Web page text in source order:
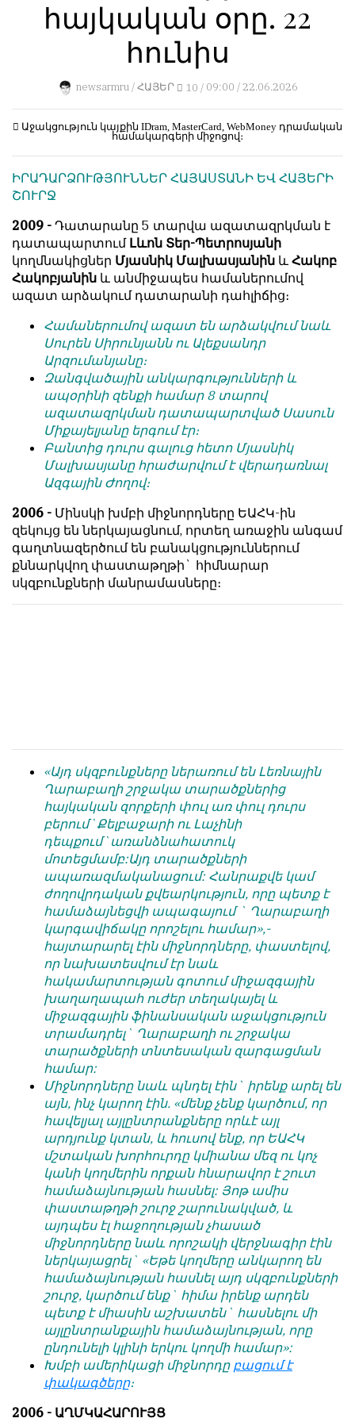
Пользователей:
НАШИ
ПРАВИЛА
материалы
для
независимо
мыслящих.
Сайт
обновляется
с
трудом,
душой.
Редакция
лезет
авторские
тексты,
не
кромсает
их
и
не
искажает
публикации.
Противоположные
мнения
публикуются,
даже
принимаются
восторга.
Главный
редактор
Армен
Геворкян
կերպ։
Խմբագրությունը
խոթում
հեղինակային
նյութերի
չի
կրճատում
և
խմբագրում
չի
կատարում։
Խմբագրության
հեղինակների
կարծիքի
համակարծիք
լինելը
պարտադիր
պայման
նյութերը
թողարկելու
համար։
Հակառակ
կարծիքները
Խմբագրության
կողմից
ընդունվում
են
իրավունքով։
Գովազդային
տեքստերը,
լուսանկարները
բովանդակությունը
Խմբագրության
վերահսկողությունից
դուրս
Խմբագիր-
տնօրեն՝
Արմեն
Գևորգյան
հայկական օրը. 22
հունիս
newsarmru / ՀԱՅԵՐ 10 / 09:00 / 22.06.2026
Աջակցություն կայքին IDram, MasterCard, WebMoney դրամական
համակարգերի միջոցով։
ԻՐԱԴԱՐՁՈՒԹՅՈՒՆՆԵՐ ՀԱՅԱՍՏԱՆԻ ԵՎ ՀԱՅԵՐԻ
ՇՈՒՐՋ
2009 - Դատարանը 5 տարվա ազատազրկման է
դատապարտում Լևոն Տեր-Պետրոսյանի
կողմնակիցներ Մյասնիկ Մալխասյանին և Հակոբ
Հակոբյանին և անմիջապես համաներումով
ազատ արձակում դատարանի դահլիճից։
Համաներումով ազատ են արձակվում նաև
Սուրեն Սիրունյանն ու Ալեքսանդր
Արզումանյանը։
Զանգվածային անկարգությունների և
ապօրինի զենքի համար 8 տարով
ազատազրկման դատապարտված Սասուն
Միքայելյանը երգում էր։
Բանտից դուրս գալուց հետո Մյասնիկ
Մալխասյանը հրաժարվում է վերադառնալ
Ազգային Ժողով։
2006 - Մինսկի խմբի միջնորդները ԵԱՀԿ-ին
զեկույց են ներկայացնում, որտեղ առաջին անգամ
գաղտնազերծում են բանակցություններում
քննարկվող փաստաթղթի` հիմնարար
սկզբունքների մանրամասները։
«Այդ սկզբունքները ներառում են Լեռնային
Ղարաբաղի շրջակա տարածքներից
հայկական զորքերի փուլ առ փուլ դուրս
բերում`Քելբաջարի ու Լաչինի
դեպքում`առանձնահատուկ
մոտեցմամբ:Այդ տարածքների
ապառազմականացում: Հանրաքվե կամ
ժողովրդական քվեարկություն, որը պետք է
համաձայնեցվի ապագայում ` Ղարաբաղի
կարգավիճակը որոշելու համար»,-
հայտարարել էին միջնորդները, փաստելով,
որ նախատեսվում էր նաև
հակամարտության գոտում միջազգային
խաղաղապահ ուժեր տեղակայել և
միջազգային ֆինանսական աջակցություն
տրամադրել` Ղարաբաղի ու շրջակա
տարածքների տնտեսական զարգացման
համար:
Միջնորդները նաև պնդել էին` իրենք արել են
այն, ինչ կարող էին. «մենք չենք կարծում, որ
հավելյալ այլընտրանքները որևէ այլ
արդյունք կտան, և հուսով ենք, որ ԵԱՀԿ
մշտական խորհուրդը կմիանա մեզ ու կոչ
կանի կողմերին որքան հնարավոր է շուտ
համաձայնության հասնել: Յոթ ամիս
փաստաթղթի շուրջ շարունակված, և
այդպես էլ հաջողության չհասած
միջնորդները նաև որոշակի վերջնագիր էին
ներկայացրել` «Եթե կողմերը անկարող են
համաձայնության հասնել այդ սկզբունքների
շուրջ, կարծում ենք` հիմա իրենք արդեն
պետք է միասին աշխատեն` հասնելու մի
այլընտրանքային համաձայնության, որը
ընդունելի կլինի երկու կողմի համար»:
Խմբի ամերիկացի միջնորդը բացում է
փակագծերը։
2006 - ԱՂՄԿԱՀԱՐՈՒՅՑ